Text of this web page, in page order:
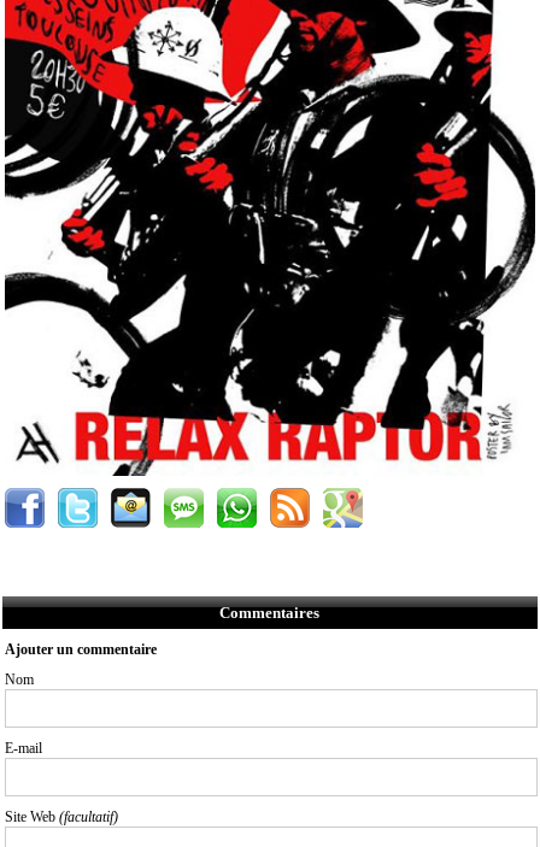
Commentaires
Ajouter un commentaire
Nom
E-mail
Site Web (facultatif)